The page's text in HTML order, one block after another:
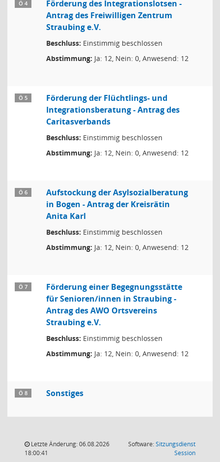
Ö 4
Förderung des Integrationslotsen -
Antrag des Freiwilligen Zentrum
Straubing e.V.
Beschluss: Einstimmig beschlossen
Abstimmung: Ja: 12, Nein: 0, Anwesend: 12
Ö 5
Förderung der Flüchtlings- und
Integrationsberatung - Antrag des
Caritasverbands
Beschluss: Einstimmig beschlossen
Abstimmung: Ja: 12, Nein: 0, Anwesend: 12
Ö 6
Aufstockung der Asylsozialberatung
in Bogen - Antrag der Kreisrätin
Anita Karl
Beschluss: Einstimmig beschlossen
Abstimmung: Ja: 12, Nein: 0, Anwesend: 12
Ö 7
Förderung einer Begegnungsstätte
für Senioren/innen in Straubing -
Antrag des AWO Ortsvereins
Straubing e.V.
Beschluss: Einstimmig beschlossen
Abstimmung: Ja: 12, Nein: 0, Anwesend: 12
Ö 8 Sonstiges
Letzte Änderung: 06.08.2026
18:00:41
Software:Sitzungsdienst
Session(Wird in